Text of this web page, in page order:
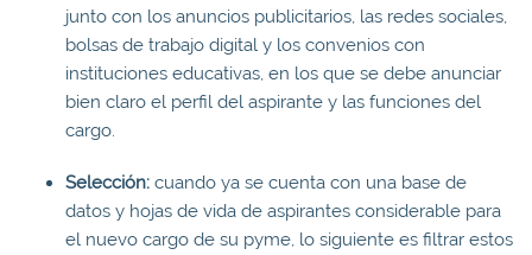
junto con los anuncios publicitarios, las redes sociales,
bolsas de trabajo digital y los convenios con
instituciones educativas, en los que se debe anunciar
bien claro el perfil del aspirante y las funciones del
cargo.
Selección: cuando ya se cuenta con una base de
datos y hojas de vida de aspirantes considerable para
el nuevo cargo de su pyme, lo siguiente es filtrar estos